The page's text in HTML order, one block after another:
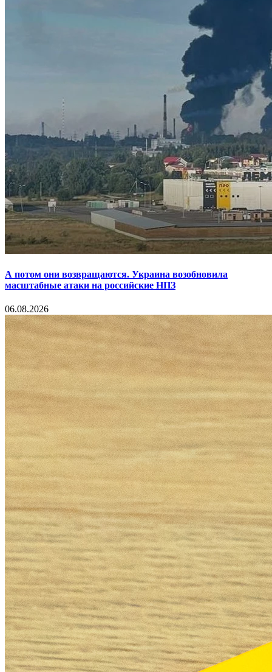
А потом они возвращаются. Украина возобновила
масштабные атаки на российские НПЗ
06.08.2026